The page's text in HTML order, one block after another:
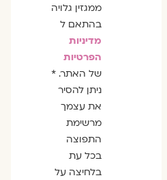
ממגזין גלויה
בהתאם ל
מדיניות
הפרטיות
של האתר. *
ניתן להסיר
את עצמך
מרשימת
התפוצה
בכל עת
בלחיצה על